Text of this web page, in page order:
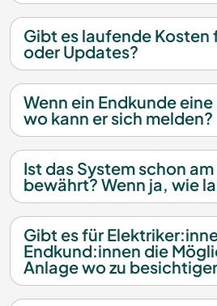
Gibt es laufende
oder Updates?
Wenn ein Endkunde eine
wo kann er sich melden?
Ist das System schon
bewährt? Wenn ja, wie
Gibt es für
Endkund:innen die
Anlage wo zu